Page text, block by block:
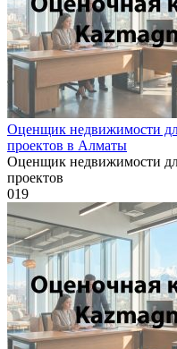
Оценщик недвижимости
проектов в Алматы
Оценщик недвижимости
проектов
019